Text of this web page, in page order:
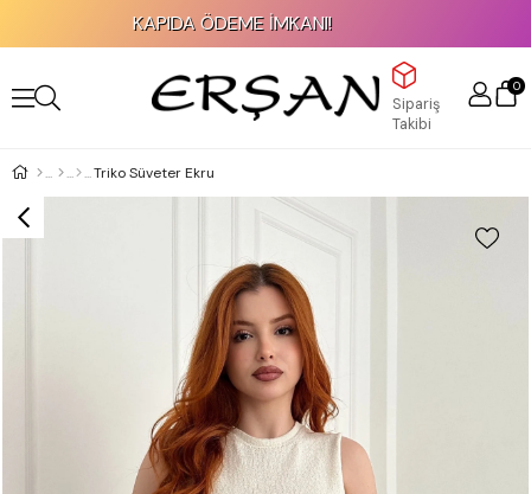
KAPIDA ÖDEME İMKANI!
Sipariş
Takibi
0
Triko Süveter Ekru